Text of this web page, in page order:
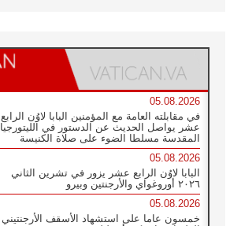
05.08.2026
في مقابلته العامة مع المؤمنين البابا لاوُن الرابع
عشر يواصل الحديث عن الدستور في الليتورجيا
المقدسة مسلطا الضوء على صلاة الكنيسة
05.08.2026
البابا لاوُن الرابع عشر يزور في تشرين الثاني
٢٠٢٦ أوروغواي والأرجنتين وبيرو
05.08.2026
خمسون عاما على استشهاد الأسقف الأرجنتيني